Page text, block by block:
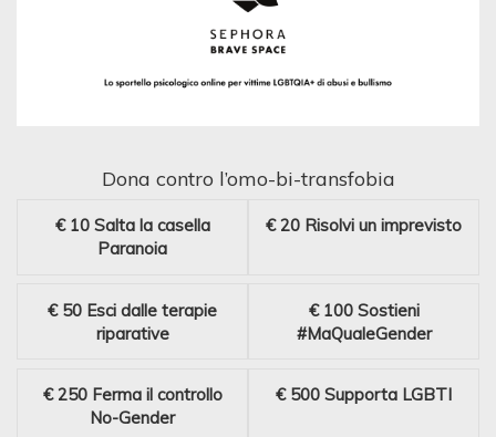
Dona contro l’omo-bi-transfobia
€ 10 Salta la casella
Paranoia
€ 20 Risolvi un imprevisto
€ 50 Esci dalle terapie
riparative
€ 100 Sostieni
#MaQualeGender
€ 250 Ferma il controllo
No-Gender
€ 500 Supporta LGBTI